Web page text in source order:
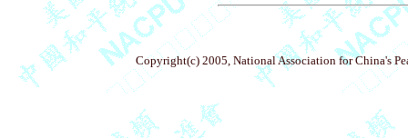
Copyright(c) 2005, National Association for China's